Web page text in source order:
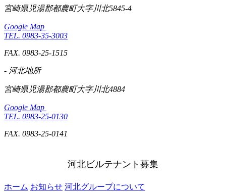
宮崎県児湯郡都農町大字川北5845-4
Google Map
TEL. 0983-35-3003
FAX. 0983-25-1515
- 河北地所
宮崎県児湯郡都農町大字川北4884
Google Map
TEL. 0983-25-0130
FAX. 0983-25-0141
河北ビルテナント募集
ホーム お知らせ 河北グループについて